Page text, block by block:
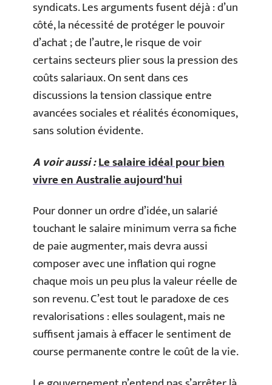
syndicats. Les arguments fusent déjà : d’un
côté, la nécessité de protéger le pouvoir
d’achat ; de l’autre, le risque de voir
certains secteurs plier sous la pression des
coûts salariaux. On sent dans ces
discussions la tension classique entre
avancées sociales et réalités économiques,
sans solution évidente.
A voir aussi :Le salaire idéal pour bien
vivre en Australie aujourd'hui
Pour donner un ordre d’idée, un salarié
touchant le salaire minimum verra sa fiche
de paie augmenter, mais devra aussi
composer avec une inflation qui rogne
chaque mois un peu plus la valeur réelle de
son revenu. C’est tout le paradoxe de ces
revalorisations : elles soulagent, mais ne
suffisent jamais à effacer le sentiment de
course permanente contre le coût de la vie.